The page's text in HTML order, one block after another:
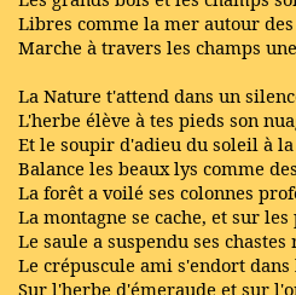
Libres comme la mer autour
Marche à travers les champs
La Nature t'attend dans un
L'herbe élève à tes pieds son
Et le soupir d'adieu du soleil à
Balance les beaux lys comme
La forêt a voilé ses colonnes
La montagne se cache, et sur les
Le saule a suspendu ses chastes
Le crépuscule ami s'endort dans
Sur l'herbe d'émeraude et sur